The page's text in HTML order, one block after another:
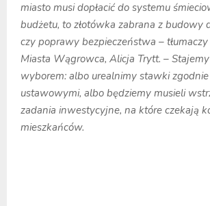
miasto musi dopłacić do systemu
budżetu, to złotówka zabrana z budowy
czy poprawy bezpieczeństwa –
Miasta Wągrowca, Alicja Trytt. –
wyborem: albo urealnimy stawki
ustawowymi, albo będziemy musieli
zadania inwestycyjne, na które czekają
mieszkańców.